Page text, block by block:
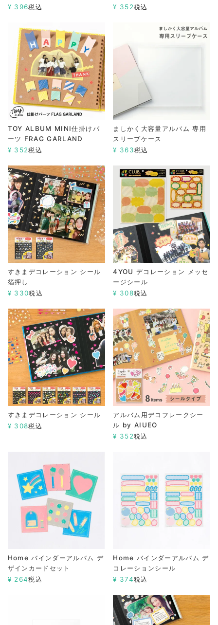
¥ 396税込
¥ 352税込
TOY ALBUM MINI仕掛けパ
ーツ FRAG GARLAND
¥ 352税込
ましかく大容量アルバム 専用
スリーブケース
¥ 363税込
すきまデコレーション シール
箔押し
¥ 330税込
4YOU デコレーション メッセ
ージシール
¥ 308税込
すきまデコレーション シール
¥ 308税込
アルバム用デコフレークシー
ル by AIUEO
¥ 352税込
Home バインダーアルバム デ
ザインカードセット
¥ 264税込
Home バインダーアルバム デ
コレーションシール
¥ 374税込